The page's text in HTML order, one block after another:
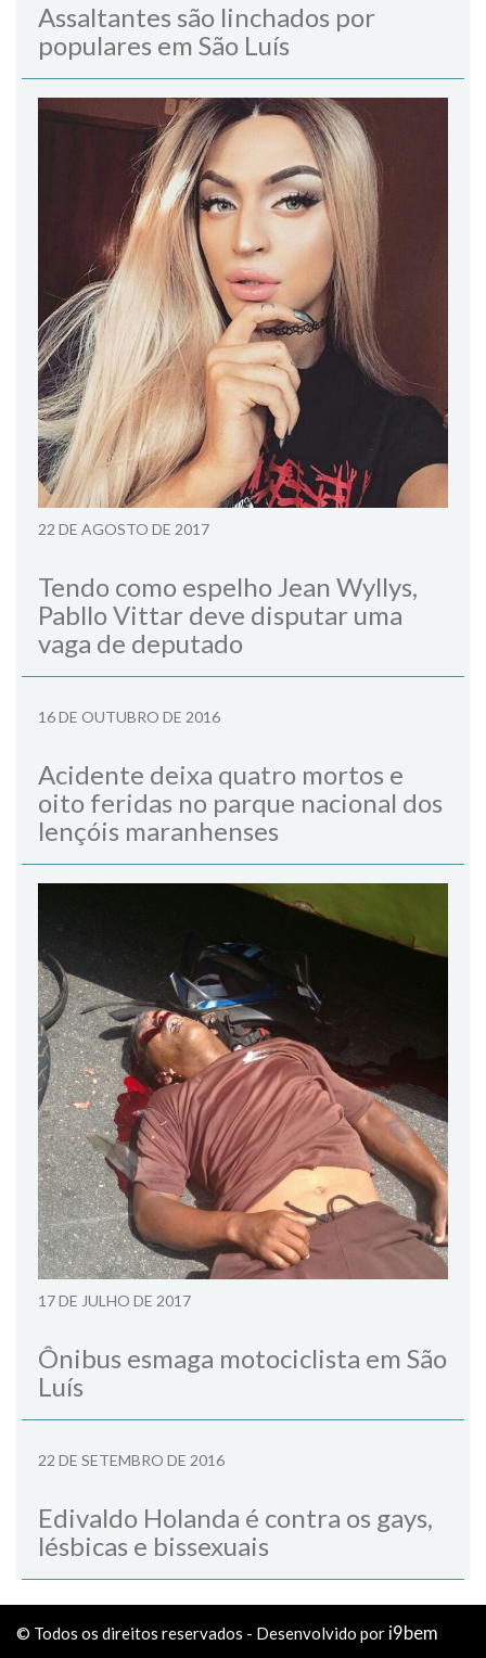
Assaltantes são linchados por
populares em São Luís
22 DE AGOSTO DE 2017
Tendo como espelho Jean Wyllys,
Pabllo Vittar deve disputar uma
vaga de deputado
16 DE OUTUBRO DE 2016
Acidente deixa quatro mortos e
oito feridas no parque nacional dos
lençóis maranhenses
17 DE JULHO DE 2017
Ônibus esmaga motociclista em São
Luís
22 DE SETEMBRO DE 2016
Edivaldo Holanda é contra os gays,
lésbicas e bissexuais
© Todos os direitos reservados - Desenvolvido por i9bem